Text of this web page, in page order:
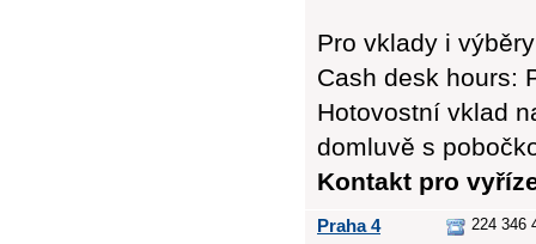
Pro vklady i
Cash desk hours:
Hotovostní vklad
domluvě s
Kontakt pro
Praha 4 224 346